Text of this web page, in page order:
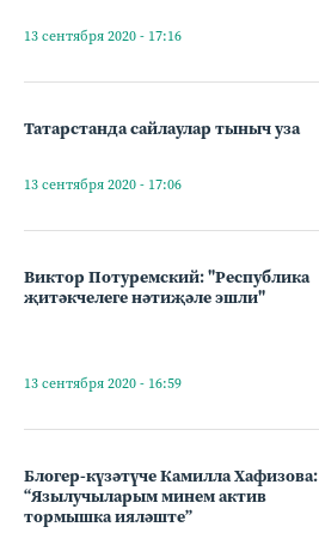
13 сентября 2020 - 17:16
Татарстанда сайлаулар тыныч уза
13 сентября 2020 - 17:06
Виктор Потуремский: "Республика
җитәкчелеге нәтиҗәле эшли"
13 сентября 2020 - 16:59
Блогер-күзәтүче Камилла Хафизова:
“Язылучыларым минем актив
тормышка ияләште”